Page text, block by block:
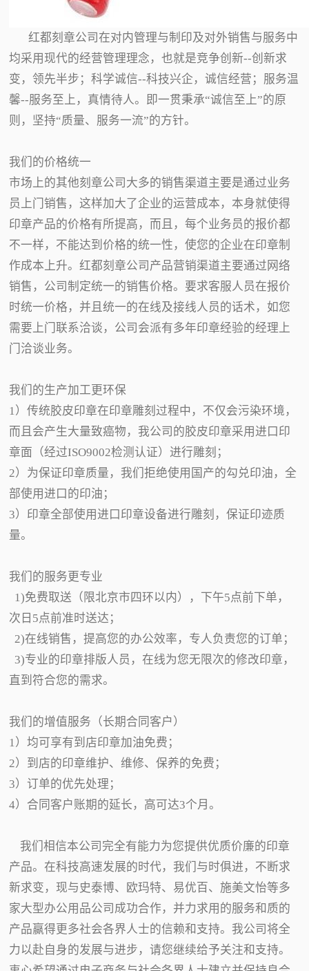
红都刻章公司在对内管理与制印及对外销售与服务中
均采用现代的经营管理理念，也就是竞争创新--创新求
变，领先半步；科学诚信--科技兴企，诚信经营；服务温
馨--服务至上，真情待人。即一贯秉承“诚信至上”的原
则，坚持“质量、服务一流”的方针。
我们的价格统一
市场上的其他刻章公司大多的销售渠道主要是通过业务
员上门销售，这样加大了企业的运营成本，本身就使得
印章产品的价格有所提高，而且，每个业务员的报价都
不一样，不能达到价格的统一性，使您的企业在印章制
作成本上升。红都刻章公司产品营销渠道主要通过网络
销售，公司制定统一的销售价格。要求客服人员在报价
时统一价格，并且统一的在线及接线人员的话术，如您
需要上门联系洽谈，公司会派有多年印章经验的经理上
门洽谈业务。
我们的生产加工更环保
1）传统胶皮印章在印章雕刻过程中，不仅会污染环境，
而且会产生大量致癌物，我公司的胶皮印章采用进口印
章面（经过ISO9002检测认证）进行雕刻；
2）为保证印章质量，我们拒绝使用国产的勾兑印油，全
部使用进口的印油；
3）印章全部使用进口印章设备进行雕刻，保证印迹质
量。
我们的服务更专业
1)免费取送（限北京市四环以内），下午5点前下单，
次日5点前准时送达；
2)在线销售，提高您的办公效率，专人负责您的订单；
3)专业的印章排版人员，在线为您无限次的修改印章，
直到符合您的需求。
我们的增值服务（长期合同客户）
1）均可享有到店印章加油免费；
2）到店的印章维护、维修、保养的免费；
3）订单的优先处理；
4）合同客户账期的延长，高可达3个月。
我们相信本公司完全有能力为您提供优质价廉的印章
产品。在科技高速发展的时代，我们与时俱进，不断求
新求变，现与史泰博、欧玛特、易优百、施美文怡等多
家大型办公用品公司成功合作，并力求用的服务和质的
产品赢得更多社会各界人士的信赖和支持。我公司将全
力以赴自身的发展与进步，请您继续给予关注和支持。